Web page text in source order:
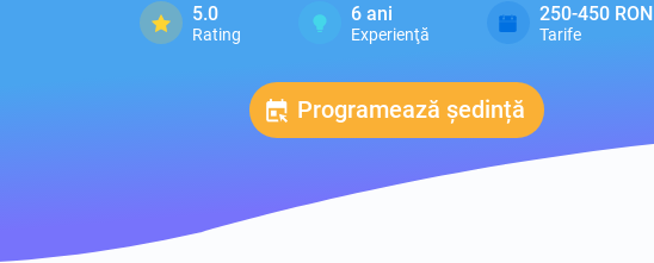
5.0
Rating
6 ani
Experienţă
250-450 RON
Tarife
Programează ședință